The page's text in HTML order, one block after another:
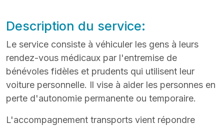
Description du service:
Le service consiste à véhiculer les gens à leurs
rendez-vous médicaux par l'entremise de
bénévoles fidèles et prudents qui utilisent leur
voiture personnelle. Il vise à aider les personnes en
perte d'autonomie permanente ou temporaire.
L'accompagnement transports vient répondre